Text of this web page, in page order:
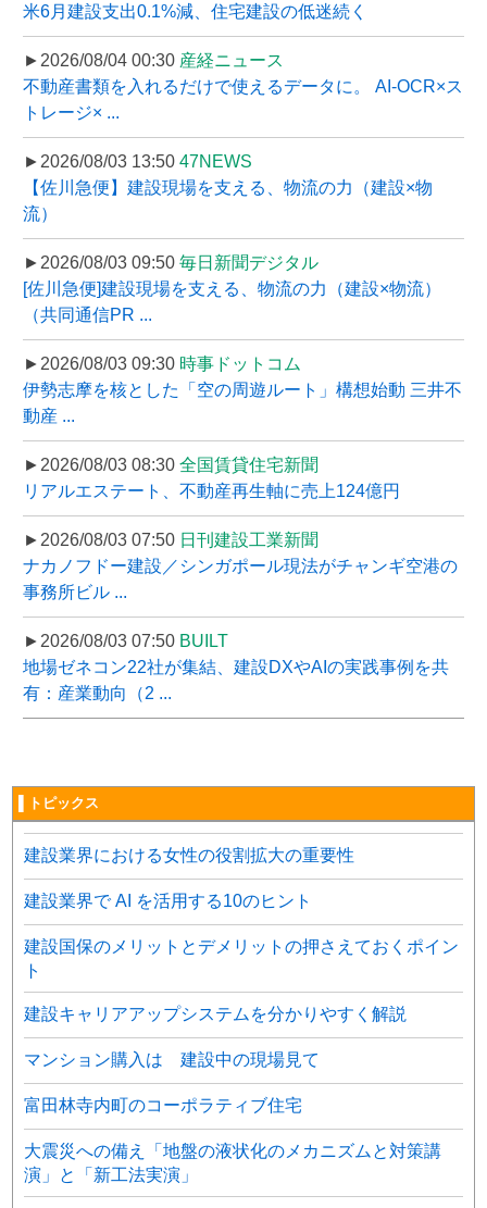
米6月建設支出0.1%減、住宅建設の低迷続く
►2026/08/04 00:30 産経ニュース
不動産書類を入れるだけで使えるデータに。 AI-OCR×ス
トレージ× ...
►2026/08/03 13:50 47NEWS
【佐川急便】建設現場を支える、物流の力（建設×物
流）
►2026/08/03 09:50 毎日新聞デジタル
[佐川急便]建設現場を支える、物流の力（建設×物流）
（共同通信PR ...
►2026/08/03 09:30 時事ドットコム
伊勢志摩を核とした「空の周遊ルート」構想始動 三井不
動産 ...
►2026/08/03 08:30 全国賃貸住宅新聞
リアルエステート、不動産再生軸に売上124億円
►2026/08/03 07:50 日刊建設工業新聞
ナカノフドー建設／シンガポール現法がチャンギ空港の
事務所ビル ...
►2026/08/03 07:50 BUILT
地場ゼネコン22社が集結、建設DXやAIの実践事例を共
有：産業動向（2 ...
▌トピックス
建設業界における女性の役割拡大の重要性
建設業界で AI を活用する10のヒント
建設国保のメリットとデメリットの押さえておくポイン
ト
建設キャリアアップシステムを分かりやすく解説
マンション購入は 建設中の現場見て
富田林寺内町のコーポラティブ住宅
大震災への備え「地盤の液状化のメカニズムと対策講
演」と「新工法実演」